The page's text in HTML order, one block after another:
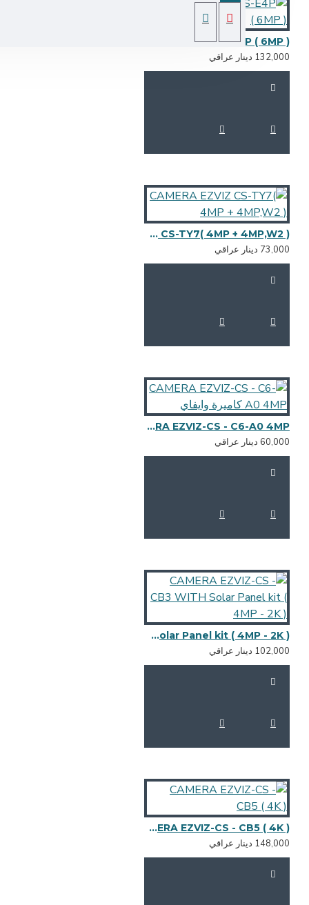
دينار عراقي
CAMERA EZVIZ CS-TY7( 4MP + 4MP,W2 )
دينار عراقي
CAMERA EZVIZ-CS - C6-A0 4MP كاميرة وايفاي
دينار عراقي
CAMERA EZVIZ-CS - CB3 WITH Solar Panel kit ( 4MP - 2K )
دينار عراقي
CAMERA EZVIZ-CS - CB5 ( 4K )
دينار عراقي